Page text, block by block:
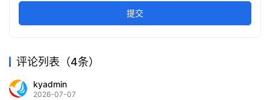
提交
评论列表（4条）
kyadmin
2026-07-07